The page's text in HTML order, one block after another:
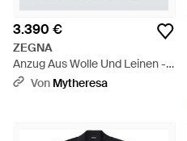
3.390 €
ZEGNA
Anzug Aus Wolle Und Leinen -
BlauVon Mytheresa